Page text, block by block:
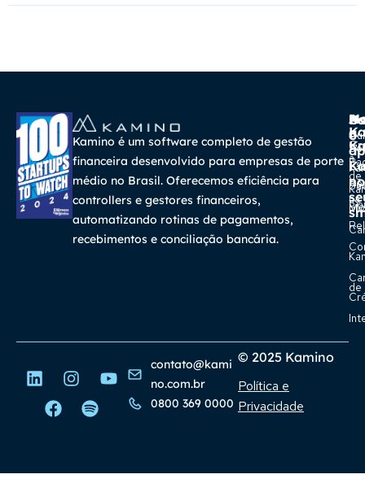
Kamino é um software completo de gestão
financeira desenvolvido para empresas de porte
médio no Brasil. Oferecemos eficiência para
controllers e gestores financeiros,
automatizando rotinas de pagamentos,
recebimentos e conciliação bancária.
A
a
na
a
de
de
o
no
© 2025 Kamino
Política e
Privacidade
contato@kami
no.com.br
0800 369 0000